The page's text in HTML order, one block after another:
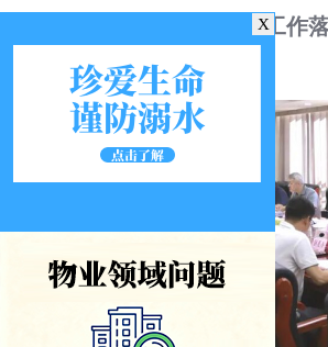
X
西塞山区召开7月份重点工作